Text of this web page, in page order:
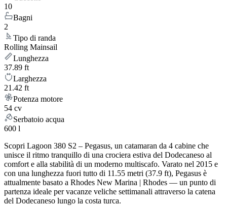
10
Bagni
2
Tipo di randa
Rolling Mainsail
Lunghezza
37.89 ft
Larghezza
21.42 ft
Potenza motore
54 cv
Serbatoio acqua
600 l
Scopri Lagoon 380 S2 – Pegasus, un catamaran da 4 cabine che
unisce il ritmo tranquillo di una crociera estiva del Dodecaneso al
comfort e alla stabilità di un moderno multiscafo. Varato nel 2015 e
con una lunghezza fuori tutto di 11.55 metri (37.9 ft), Pegasus è
attualmente basato a Rhodes New Marina | Rhodes — un punto di
partenza ideale per vacanze veliche settimanali attraverso la catena
del Dodecaneso lungo la costa turca.